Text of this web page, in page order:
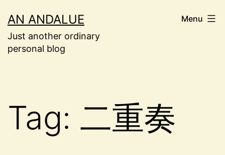
to
content
AN ANDALUE
Just another ordinary
personal blog
Menu
Tag: 二重奏